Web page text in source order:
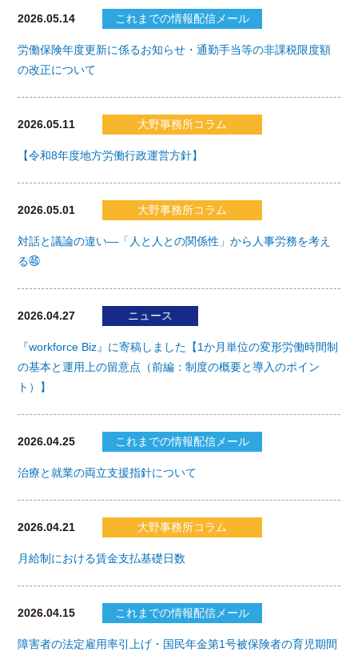
2026.05.14 これまでの情報配信メール
労働保険年度更新に係るお知らせ・通勤手当等の非課税限度額
の改正について
2026.05.11 大野事務所コラム
【令和8年度地方労働行政運営方針】
2026.05.01 大野事務所コラム
対話と議論の違い―「人と人との関係性」から人事労務を考え
る㊻
2026.04.27 ニュース
『workforce Biz』に寄稿しました【1か月単位の変形労働時間制
の基本と運用上の留意点（前編：制度の概要と導入のポイン
ト）】
2026.04.25 これまでの情報配信メール
治療と就業の両立支援指針について
2026.04.21 大野事務所コラム
月給制における賃金支払基礎日数
2026.04.15 これまでの情報配信メール
障害者の法定雇用率引上げ・国民年金第1号被保険者の育児期間